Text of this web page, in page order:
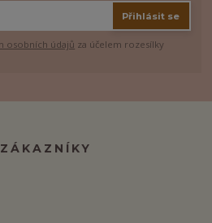
Přihlásit se
osobních údajů za účelem rozesílky